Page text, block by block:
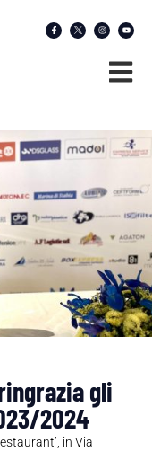
gli
2024
in Via